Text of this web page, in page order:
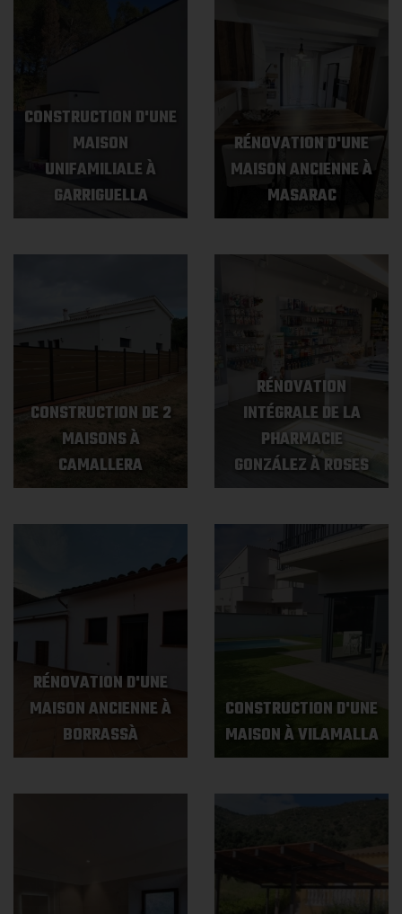
CONSTRUCTION D'UNE
MAISON
UNIFAMILIALE À
GARRIGUELLA
RÉNOVATION D'UNE
MAISON ANCIENNE À
MASARAC
CONSTRUCTION DE 2
MAISONS À
CAMALLERA
RÉNOVATION
INTÉGRALE DE LA
PHARMACIE
GONZÁLEZ À ROSES
RÉNOVATION D'UNE
MAISON ANCIENNE À
BORRASSÀ
CONSTRUCTION D'UNE
MAISON À VILAMALLA